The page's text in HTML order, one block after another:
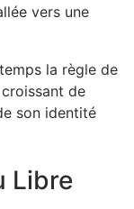
vers une
la règle de
de
son identité
Libre